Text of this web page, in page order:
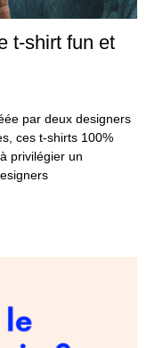
t-shirt fun et
par deux designers
ces t-shirts 100%
privilégier un